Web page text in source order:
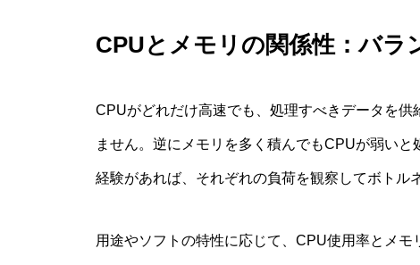
CPUとメモリの関係性：バラ
CPUがどれだけ高速でも、処理すべきデータを
ません。逆にメモリを多く積んでもCPUが弱い
経験があれば、それぞれの負荷を観察してボトル
用途やソフトの特性に応じて、CPU使用率とメ